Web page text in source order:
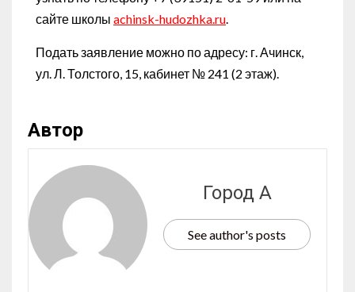
сайте школы achinsk-hudozhka.ru
Подать заявление можно по адресу: г. Ачинск,
ул. Л. Толстого, 15, кабинет № 241 (2 этаж).
Автор
Город А
See author's posts